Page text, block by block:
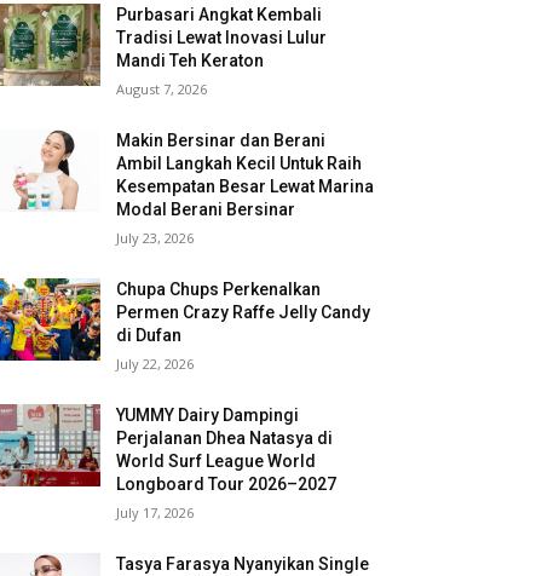
Purbasari Angkat Kembali
Tradisi Lewat Inovasi Lulur
Mandi Teh Keraton
August 7, 2026
Makin Bersinar dan Berani
Ambil Langkah Kecil Untuk Raih
Kesempatan Besar Lewat Marina
Modal Berani Bersinar
July 23, 2026
Chupa Chups Perkenalkan
Permen Crazy Raffe Jelly Candy
di Dufan
July 22, 2026
YUMMY Dairy Dampingi
Perjalanan Dhea Natasya di
World Surf League World
Longboard Tour 2026–2027
July 17, 2026
Tasya Farasya Nyanyikan Single